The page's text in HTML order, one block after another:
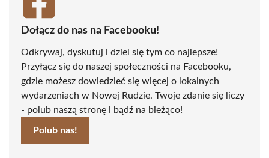
Dołącz do nas na Facebooku!
Odkrywaj, dyskutuj i dziel się tym co najlepsze!
Przyłącz się do naszej społeczności na Facebooku,
gdzie możesz dowiedzieć się więcej o lokalnych
wydarzeniach w Nowej Rudzie. Twoje zdanie się liczy
- polub naszą stronę i bądź na bieżąco!
Polub nas!